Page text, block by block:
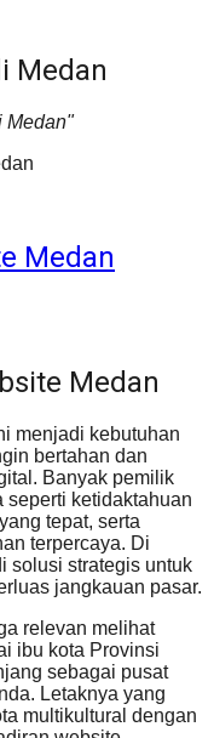
Medan
Medan"
Medan
Medan
menjadi kebutuhan
bertahan dan
Banyak pemilik
seperti ketidaktahuan
tepat, serta
terpercaya. Di
solusi strategis untuk
jangkauan pasar.
relevan melihat
ibu kota Provinsi
sebagai pusat
Letaknya yang
multikultural dengan